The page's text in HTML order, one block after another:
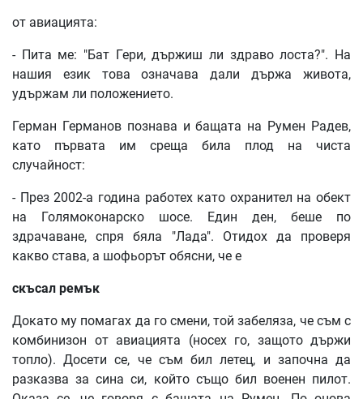
от авиацията:
- Пита ме: "Бат Гери, държиш ли здраво лоста?". На
нашия език това означава дали държа живота,
удържам ли положението.
Герман Германов познава и бащата на Румен Радев,
като първата им среща била плод на чиста
случайност:
- През 2002-а година работех като охранител на обект
на Голямоконарско шосе. Един ден, беше по
здрачаване, спря бяла "Лада". Отидох да проверя
какво става, а шофьорът обясни, че е
скъсал ремък
Докато му помагах да го смени, той забеляза, че съм с
комбинизон от авиацията (носех го, защото държи
топло). Досети се, че съм бил летец, и започна да
разказва за сина си, който също бил военен пилот.